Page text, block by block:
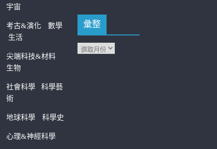
宇宙
考古&演化
數學
生活
尖端科技&材料
生物
社會科學科學藝
術
地球科學 科學史
心理&神經科學
彙整